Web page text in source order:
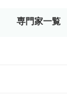
専門家一覧